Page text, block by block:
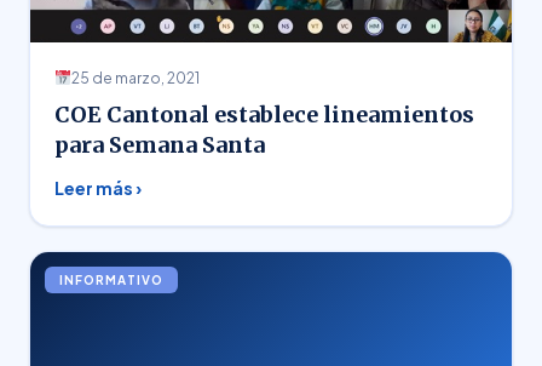
25 de marzo, 2021
COE Cantonal establece lineamientos
para Semana Santa
Leer más ›
INFORMATIVO